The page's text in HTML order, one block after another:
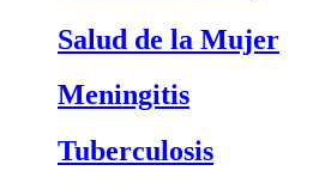
Salud de la Mujer
Meningitis
Tuberculosis